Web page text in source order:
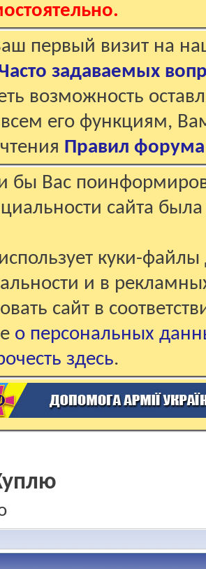
первый визит на
задаваемых
возможность
всем его функциям,
Правил форума
бы Вас
сайта
куки-файлы
и в
сайт в
о персональных
здесь.